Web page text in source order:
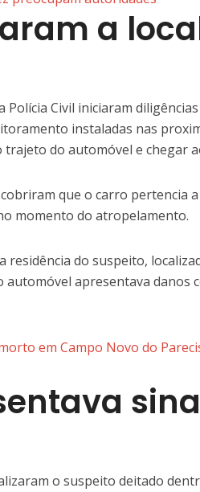
a
Civil iniciaram
instaladas nas
do automóvel e chegar
que o carro pertencia
momento do atropelamento.
do suspeito,
automóvel apresentava danos
em Campo Novo do
o suspeito deitado